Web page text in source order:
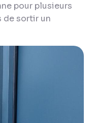
pour plusieurs
de sortir un